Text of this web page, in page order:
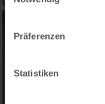
Präferenzen
Statistiken